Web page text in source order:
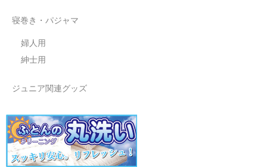
寝巻き・パジャマ
婦人用
紳士用
ジュニア関連グッズ